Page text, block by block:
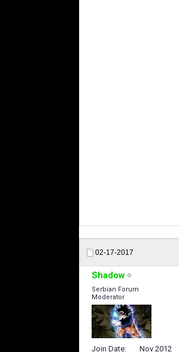
02-17-2017
Shadow
Serbian Forum
Moderator
Join Date Nov 2012